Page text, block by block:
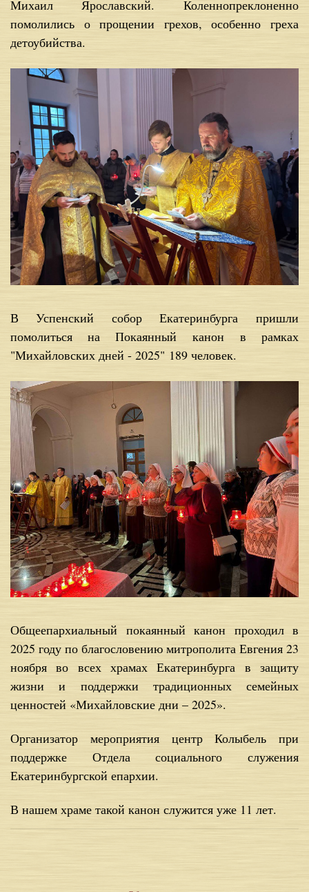
Михаил Ярославский. Коленнопреклоненно
помолились о прощении грехов, особенно греха
детоубийства.
В Успенский собор Екатеринбурга пришли
помолиться на Покаянный канон в рамках
"Михайловских дней - 2025" 189 человек.
Общеепархиальный покаянный канон проходил в
2025 году по благословению митрополита Евгения 23
ноября во всех храмах Екатеринбурга в защиту
жизни и поддержки традиционных семейных
ценностей «Михайловские дни – 2025».
Организатор мероприятия центр Колыбель при
поддержке Отдела социального служения
Екатеринбургской епархии.
В нашем храме такой канон служится уже 11 лет.